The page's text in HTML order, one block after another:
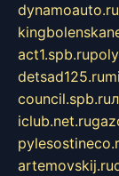
dynamoauto.ru
act1.spb.ru
detsad125.ru
council.spb.ru
iclub.net.ru
artemovskij.ru